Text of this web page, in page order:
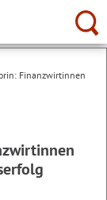
Finanzwirtinnen